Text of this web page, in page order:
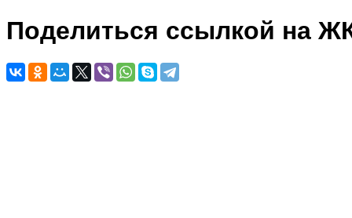
Поделиться ссылкой на